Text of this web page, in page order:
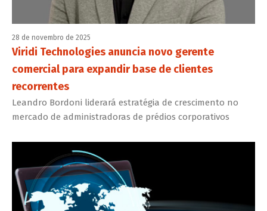
28 de novembro de 2025
Viridi Technologies anuncia novo gerente
comercial para expandir base de clientes
recorrentes
Leandro Bordoni liderará estratégia de crescimento no
mercado de administradoras de prédios corporativos